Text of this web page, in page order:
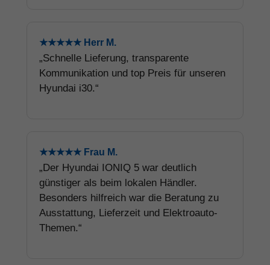
★★★★★ Herr M.
„Schnelle Lieferung, transparente
Kommunikation und top Preis für unseren
Hyundai i30.“
★★★★★ Frau M.
„Der Hyundai IONIQ 5 war deutlich
günstiger als beim lokalen Händler.
Besonders hilfreich war die Beratung zu
Ausstattung, Lieferzeit und Elektroauto-
Themen.“